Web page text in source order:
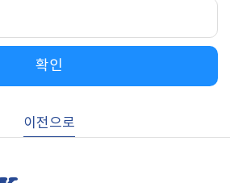
확인
이전으로